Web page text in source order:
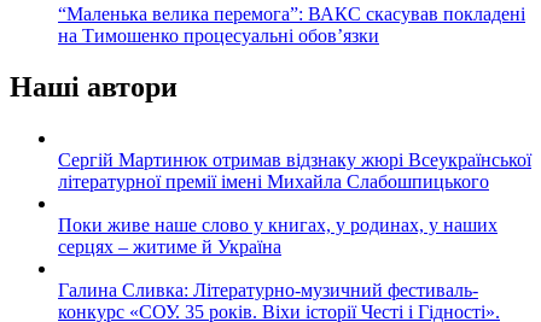
“Маленька велика перемога”: ВАКС скасував покладені
на Тимошенко процесуальні обов’язки
Наші автори
Сергій Мартинюк отримав відзнаку жюрі Всеукраїнської
літературної премії імені Михайла Слабошпицького
Поки живе наше слово у книгах, у родинах, у наших
серцях – житиме й Україна
Галина Сливка: Літературно-музичний фестиваль-
конкурс «СОУ. 35 років. Віхи історії Честі і Гідності».